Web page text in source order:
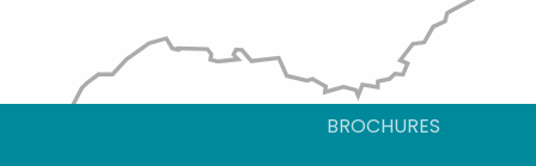
BROCHURES